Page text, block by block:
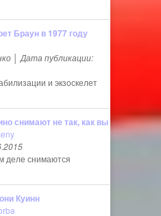
Браун в 1977 году
│ Дата публикации:
и экзоскелет
снимают не так, как вы
деле снимаются
Куинн